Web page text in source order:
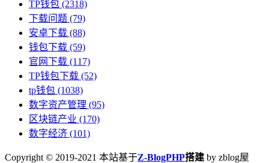
TP钱包 (2318)
下载问题 (79)
安卓下载 (88)
钱包下载 (59)
官网下载 (117)
TP钱包下载 (52)
tp钱包 (1038)
数字资产管理 (95)
区块链产业 (170)
数字经济 (101)
Copyright © 2019-2021 本站基于Z-BlogPHP搭建 by zblog屋